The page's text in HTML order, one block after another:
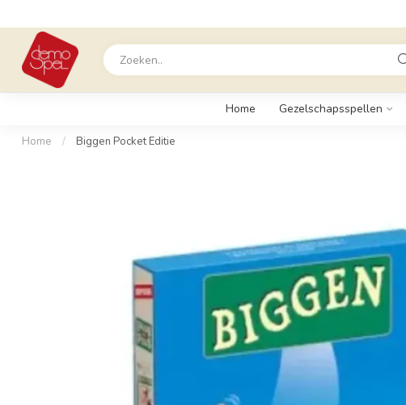
Home Gezelschapsspellen
Home / Biggen Pocket Editie